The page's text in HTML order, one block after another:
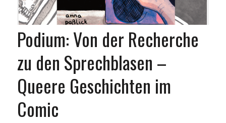
Podium: Von der Recherche
zu den Sprechblasen –
Queere Geschichten im
Comic